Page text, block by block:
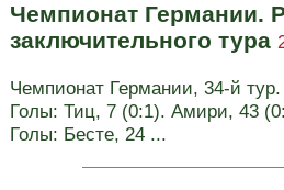
Чемпионат Германии.
заключительного тура
Чемпионат Германии, 34-й
Голы: Тиц, 7 (0:1). Амири, 43
Голы: Бесте, 24 ...